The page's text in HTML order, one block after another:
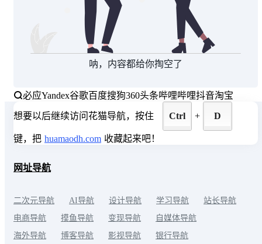
呐，内容都给你掏空了
必应Yandex谷歌百度搜狗360头条哔哩哔哩抖音淘宝
想要以后继续访问花猫导航，按住 Ctrl + D
键，把 huamaodh.com 收藏起来吧！
网址导航
二次元导航 AI导航 设计导航 学习导航
站长导航
电商导航
摸鱼导航 变现导航
自媒体导航
海外导航
博客导航 影视导航 银行导航